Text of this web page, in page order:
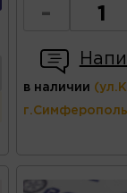
-
в наличии